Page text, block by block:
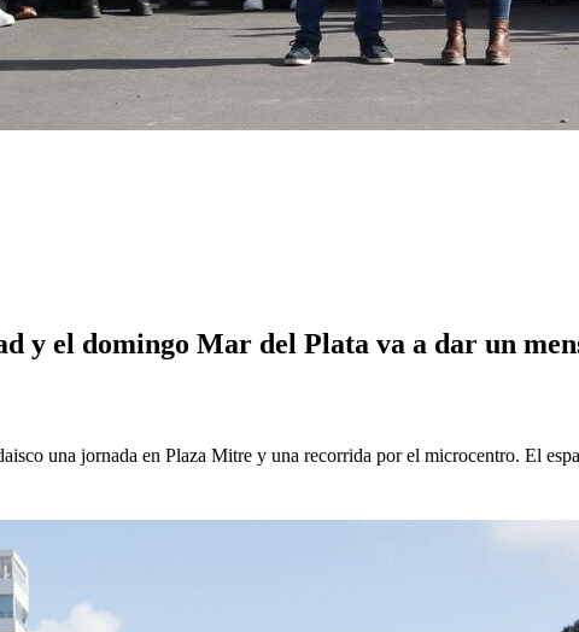
y el domingo Mar del Plata va a dar un
una jornada en Plaza Mitre y una recorrida por el microcentro. El